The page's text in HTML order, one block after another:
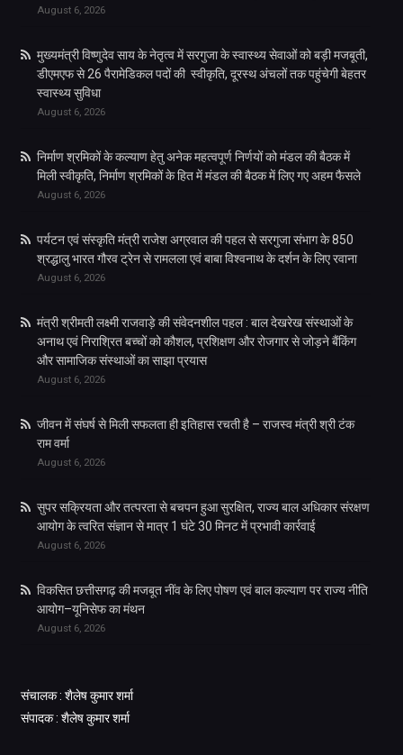
August 6, 2026
मुख्यमंत्री विष्णुदेव साय के नेतृत्व में सरगुजा के स्वास्थ्य सेवाओं को बड़ी मजबूती,
डीएमएफ से 26 पैरामेडिकल पदों की स्वीकृति, दूरस्थ अंचलों तक पहुंचेगी बेहतर
स्वास्थ्य सुविधा
August 6, 2026
निर्माण श्रमिकों के कल्याण हेतु अनेक महत्वपूर्ण निर्णयों को मंडल की बैठक में
मिली स्वीकृति, निर्माण श्रमिकों के हित में मंडल की बैठक में लिए गए अहम फैसले
August 6, 2026
पर्यटन एवं संस्कृति मंत्री राजेश अग्रवाल की पहल से सरगुजा संभाग के 850
श्रद्धालु भारत गौरव ट्रेन से रामलला एवं बाबा विश्वनाथ के दर्शन के लिए रवाना
August 6, 2026
मंत्री श्रीमती लक्ष्मी राजवाड़े की संवेदनशील पहल : बाल देखरेख संस्थाओं के
अनाथ एवं निराश्रित बच्चों को कौशल, प्रशिक्षण और रोजगार से जोड़ने बैंकिंग
और सामाजिक संस्थाओं का साझा प्रयास
August 6, 2026
जीवन में संघर्ष से मिली सफलता ही इतिहास रचती है – राजस्व मंत्री श्री टंक
राम वर्मा
August 6, 2026
सुपर सक्रियता और तत्परता से बचपन हुआ सुरक्षित, राज्य बाल अधिकार संरक्षण
आयोग के त्वरित संज्ञान से मात्र 1 घंटे 30 मिनट में प्रभावी कार्रवाई
August 6, 2026
विकसित छत्तीसगढ़ की मजबूत नींव के लिए पोषण एवं बाल कल्याण पर राज्य नीति
आयोग–यूनिसेफ का मंथन
August 6, 2026
संचालक : शैलेष कुमार शर्मा
संपादक : शैलेष कुमार शर्मा